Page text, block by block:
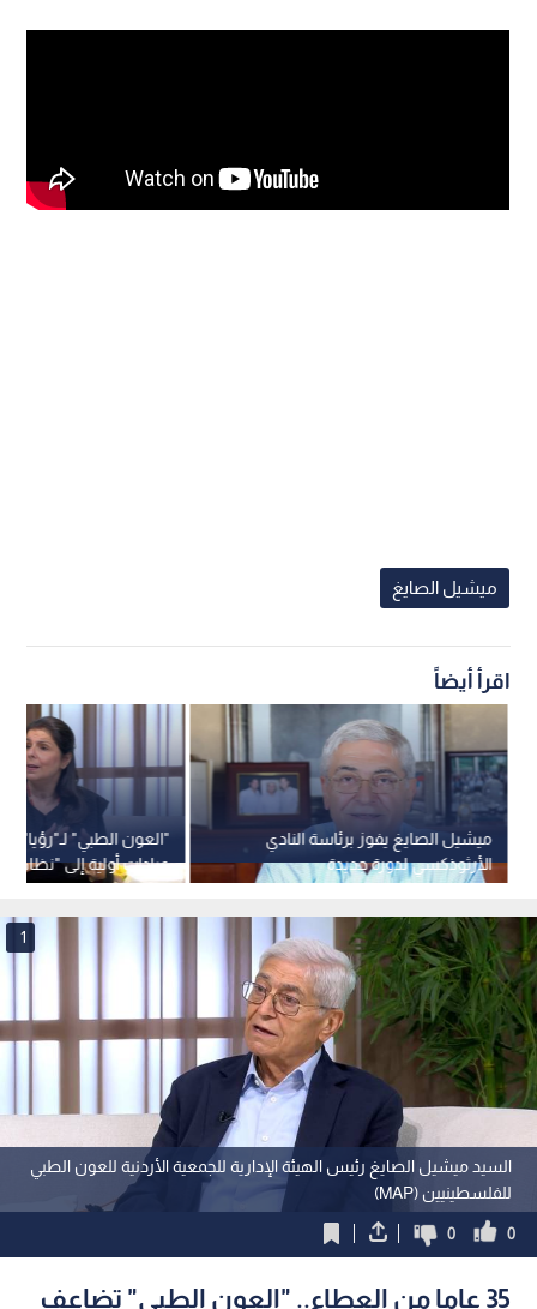
ميشيل الصايغ
اقرأ أيضاً
"العون الطبي" لـ"رؤيا":
عيادات أولية إلى
يشمل القلب المفتوح
ميشيل الصايغ يفوز برئاسة النادي
الأرثوذكسي لدورة جديدة
السيد ميشيل الصايغ رئيس الهيئة الإدارية للجمعية الأردنية للعون الطبي
للفلسطينيين (MAP)
1
0
0
35 عاما من العطاء.. "العون الطبي" تضاعف